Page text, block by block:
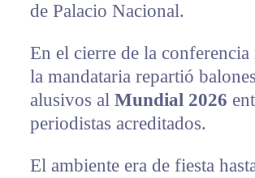
de Palacio Nacional.
En el cierre de la conferencia
la mandataria repartió
alusivos al Mundial 2026
periodistas acreditados.
El ambiente era de fiesta